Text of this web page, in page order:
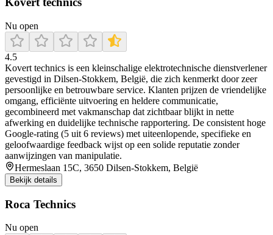
Nu open
4.5
Kovert technics is een kleinschalige elektrotechnische dienstverlener
gevestigd in Dilsen‑Stokkem, België, die zich kenmerkt door zeer
persoonlijke en betrouwbare service. Klanten prijzen de vriendelijke
omgang, efficiënte uitvoering en heldere communicatie,
gecombineerd met vakmanschap dat zichtbaar blijkt in nette
afwerking en duidelijke technische rapportering. De consistent hoge
Google‑rating (5 uit 6 reviews) met uiteenlopende, specifieke en
geloofwaardige feedback wijst op een solide reputatie zonder
aanwijzingen van manipulatie.
Hermeslaan 15C, 3650 Dilsen-Stokkem, België
Bekijk details
Roca Technics
Nu open